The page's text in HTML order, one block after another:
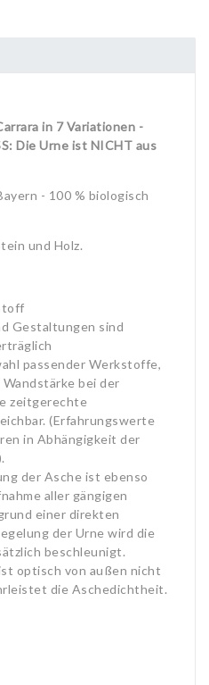
in 7 Variationen -
Die Urne ist NICHT aus
- 100 % biologisch
und Holz.
Gestaltungen sind
passender Werkstoffe,
bei der
zeitgerechte
(Erfahrungswerte
in Abhängigkeit der
der Asche ist ebenso
aller gängigen
einer direkten
der Urne wird die
beschleunigt.
optisch von außen nicht
die Aschedichtheit.